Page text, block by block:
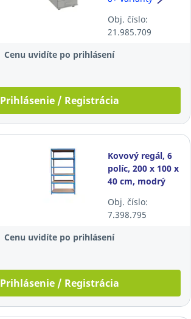
zmontovaný,
sivá
Obj. číslo:
21.985.709
Cenu uvidíte po prihlásení
Prihlásenie / Registrácia
Kovový regál, 6
políc, 200 x 100 x
40 cm, modrý
Obj. číslo:
7.398.795
Cenu uvidíte po prihlásení
Prihlásenie / Registrácia